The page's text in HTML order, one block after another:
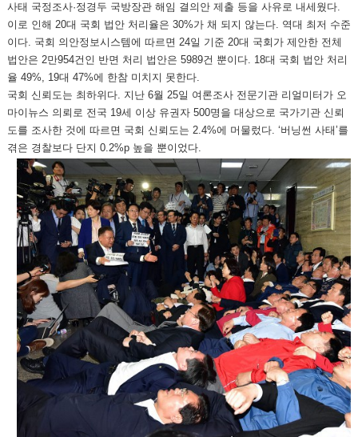
사태 국정조사·정경두 국방장관 해임 결의안 제출 등을 사유로 내세웠다.
이로 인해 20대 국회 법안 처리율은 30%가 채 되지 않는다. 역대 최저 수준
이다. 국회 의안정보시스템에 따르면 24일 기준 20대 국회가 제안한 전체
법안은 2만954건인 반면 처리 법안은 5989건 뿐이다. 18대 국회 법안 처리
율 49%, 19대 47%에 한참 미치지 못한다.
국회 신뢰도는 최하위다. 지난 6월 25일 여론조사 전문기관 리얼미터가 오
마이뉴스 의뢰로 전국 19세 이상 유권자 500명을 대상으로 국가기관 신뢰
도를 조사한 것에 따르면 국회 신뢰도는 2.4%에 머물렀다. ‘버닝썬 사태’를
겪은 경찰보다 단지 0.2%p 높을 뿐이었다.